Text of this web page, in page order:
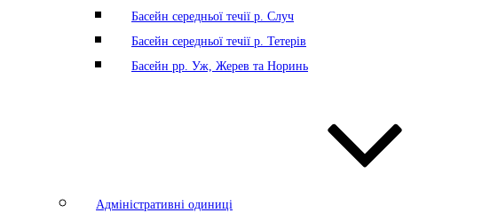
Басейн середньої течії р. Случ
Басейн середньої течії р. Тетерів
Басейн рр. Уж, Жерев та Норинь
Адміністративні одиниці